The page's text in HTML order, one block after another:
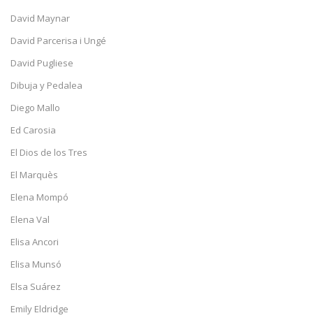
David Maynar
David Parcerisa i Ungé
David Pugliese
Dibuja y Pedalea
Diego Mallo
Ed Carosia
El Dios de los Tres
El Marquès
Elena Mompó
Elena Val
Elisa Ancori
Elisa Munsó
Elsa Suárez
Emily Eldridge